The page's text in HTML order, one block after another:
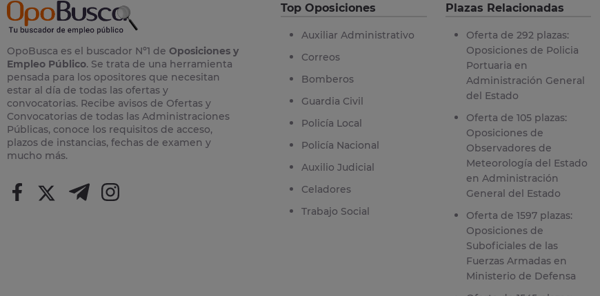
OpoBusca es el buscador Nº1 de Oposiciones y
Empleo Público. Se trata de una herramienta
pensada para los opositores que necesitan
estar al día de todas las ofertas y
convocatorias. Recibe avisos de Ofertas y
Convocatorias de todas las Administraciones
Públicas, conoce los requisitos de acceso,
plazos de instancias, fechas de examen y
mucho más.
Top Oposiciones
Auxiliar Administrativo
Correos
Bomberos
Guardia Civil
Policía Local
Policía Nacional
Auxilio Judicial
Celadores
Trabajo Social
Plazas Relacionadas
Oferta de 292 plazas:
Oposiciones de Policia
Portuaria en
Administración General
del Estado
Oferta de 105 plazas:
Oposiciones de
Observadores de
Meteorología del Estado
en Administración
General del Estado
Oferta de 1597 plazas:
Oposiciones de
Suboficiales de las
Fuerzas Armadas en
Ministerio de Defensa